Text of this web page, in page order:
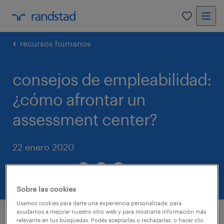
0
recursos humanos
consejos de empleabilidad:
¿cómo afrontar un
assessment center?
22 enero 2020
compartir en
Sobre las cookies
Usamos cookies para darte una experiencia personalizada, para
ayudarnos a mejorar nuestro sitio web y para mostrarte información más
relevante en tus búsquedas. Podés aceptarlas o rechazarlas, o hacer clic